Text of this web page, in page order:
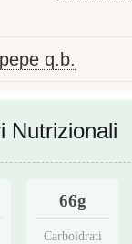
q.b.
Nutrizionali
66g
Carboidrati